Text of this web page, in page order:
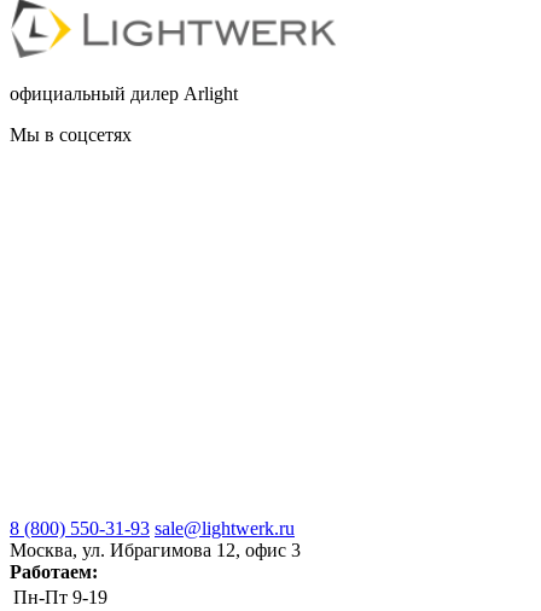
официальный дилер Arlight
Мы в соцсетях
8 (800) 550-31-93 sale@lightwerk.ru
Москва, ул. Ибрагимова 12, офис 3
Работаем:
Пн-Пт 9-19